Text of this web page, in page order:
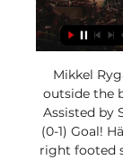
Mikkel
outside the
Assisted by
(0-1) Goal!
right footed